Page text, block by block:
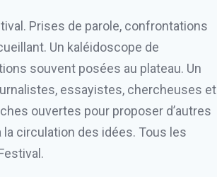
Prises de parole, confrontations
Un kaléidoscope de
souvent posées au plateau. Un
essayistes, chercheuses et
ouvertes pour proposer d’autres
circulation des idées. Tous les